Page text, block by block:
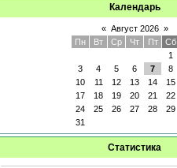
Календарь
« Август 2026 »
Пн
Вт Ср Чт Пт Сб
1
3
4 5 6 7 8
10
11 12 13 14 15
17
18 19 20 21 22
24
25 26 27 28 29
31
Статистика